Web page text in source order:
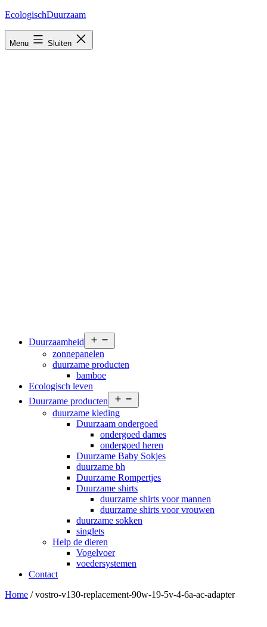
Ga
inhoud
EcologischDuurzaam
Menu Sluiten
Duurzaamheid
menu
zonnepanelen
duurzame producten
bamboe
Ecologisch leven
Duurzame producten
menu
duurzame kleding
Duurzaam ondergoed
ondergoed dames
ondergoed heren
Duurzame Baby Sokjes
duurzame bh
Duurzame Rompertjes
Duurzame shirts
duurzame shirts voor mannen
duurzame shirts voor vrouwen
duurzame sokken
singlets
Help de dieren
Vogelvoer
voedersystemen
Contact
Home / vostro-v130-replacement-90w-19-5v-4-6a-ac-adapter